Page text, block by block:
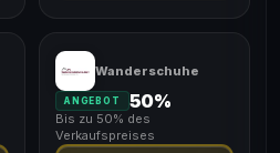
Wanderschuhe
ANGEBOT 50%
Bis zu 50% des
Verkaufspreises